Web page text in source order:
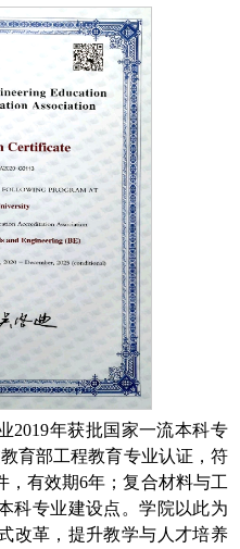
2019年获批国家一流本科专
育部工程教育专业认证，符
，有效期6年；复合材料与工
科专业建设点。学院以此为
改革，提升教学与人才培养